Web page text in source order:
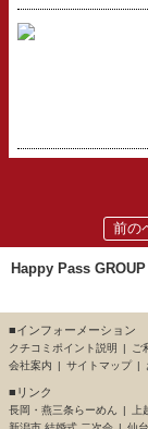
前の
Happy Pass GROUP
■インフォーメーション
クチコミポイント説明 ご
会社案内
サイトマップ
■リンク
長岡・燕三条らーめん 上